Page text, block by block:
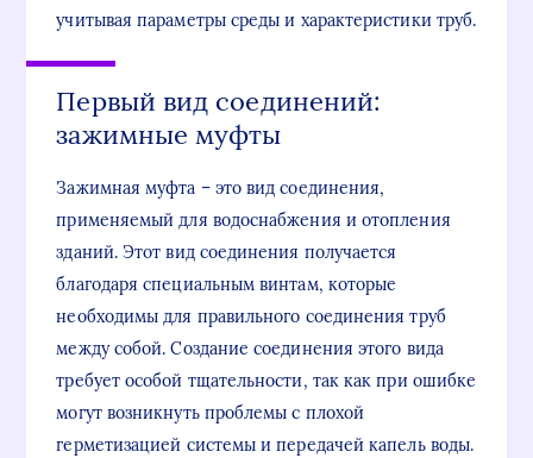
учитывая параметры среды и характеристики труб.
Первый вид соединений:
зажимные муфты
Зажимная муфта – это вид соединения,
применяемый для водоснабжения и отопления
зданий. Этот вид соединения получается
благодаря специальным винтам, которые
необходимы для правильного соединения труб
между собой. Создание соединения этого вида
требует особой тщательности, так как при ошибке
могут возникнуть проблемы с плохой
герметизацией системы и передачей капель воды.